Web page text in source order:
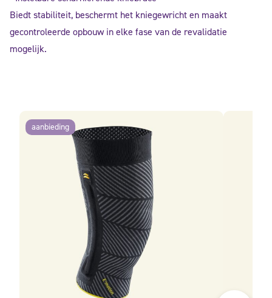
Biedt stabiliteit, beschermt het kniegewricht en maakt
gecontroleerde opbouw in elke fase van de revalidatie
mogelijk.
aanbieding